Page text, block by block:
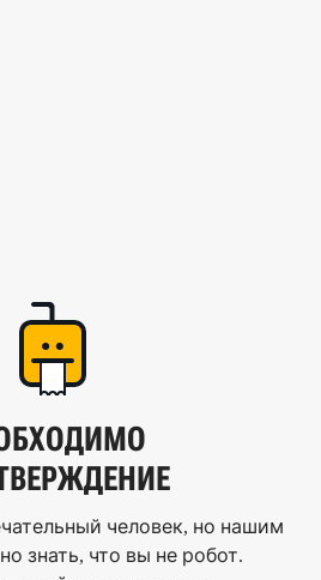
человек, но нашим
знать, что вы не робот.